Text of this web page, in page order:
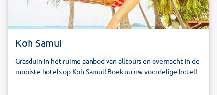
Koh Samui
Grasduin in het ruime aanbod van alltours en overnacht in de
mooiste hotels op Koh Samui! Boek nu uw voordelige hotel!